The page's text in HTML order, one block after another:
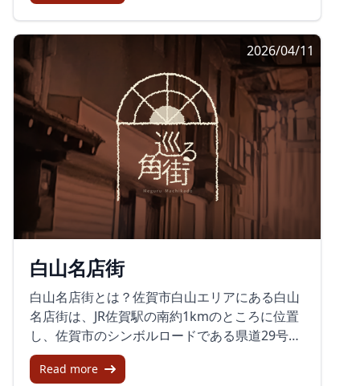
ります。商店街の様子を想像すると、営業して
いる店と、しばらく静かに見える区画が混在す
る、駅前らしい時間の重なりが感じられます。
そうした風景もまた、街の変化をそのまま映す
ものです。古くから続く通りと、新しい試みが
重なり合うことで、伊万里駅通商店街は今もな
お街の記録を刻んでいるように見えます。これ
からの中心市街地へ伊万里駅通商店街振興組合
の50年は、駅前の商店街が地域とともに歩んで
きた年月そのものでもあります。組合の節目を
機に、これまでの歴史を確認しながら、空き店
舗の活用やイベントを通じた新しい関わり方が
模索されています。駅から歩ける距離にある商
店街は、外から訪れる人にとっては街の入口で
あり、地元の人にとっては暮らしの通り道で
す。伊万里駅通商店街は、その両方の役割を持
ちながら、これからも駅前の景色の中にあり続
ける場所として見ていけそうです。
トレカ」。商店街の個性的な「おじさん達」を
キャラクター化したトレーディングカードで、
地域の話題を呼び、地元の子どもたちに人気を
集めています。これにより、商店街を訪れるき
っかけ作りとして役立ち、地元の商店へ足を運
んでもらう機会を増やしています。地域に根ざ
した未来へ現在、呉服町名店街は、地域コミュ
ニティとの協力を深めつつ、イベントや文化活
動を通じて新しい顧客を引き付ける活動を続け
ています。商店街が再び活力を取り戻すには、
地元の人々とともに歩むことが不可欠です。佐
賀市の歴史と文化を基盤にして、呉服町名店街
す。これにより、地域の人々が再び足を運び、
愛される商店街としての姿を取り戻していま
す。
す。ここでは、唐津名物の松露饅頭やカステ
ラ、地元産のからつ茶や佐賀県産の海苔など
が、訪れた方々の口を楽しませます。呉服町商
店街の魅力商店街内には、地元の人々に愛され
る食堂や、新鮮な海の幸や地酒が楽しめる居酒
屋もあります。月に一度、「五福の縁結び」と
いうイベントが開催され、様々な催し物が街に
活気をもたらします。既にアーケードは撤去さ
れていますが、その分、より豊かな伝統と自然
の景観を感じられる場所となっています。唐津
酒蔵サミット2025日本酒好きなら必見の「唐津
酒蔵サミット」が2025年9月21日、呉服町商店
街で開催されます。佐賀県の14蔵元が集結し、
個性豊かな日本酒を味わいながら蔵人との交流
も楽しめるこのイベントは、毎年多くの日本酒
ファンを魅了しています。特別前売り券には、
オリジナルの唐津焼のちょこや当日限り有効の
五福クーポンがついており、数量限定なので早
めの購入がオススメです。五福の縁結び市〜ナ
2026/04/11
白山名店街
白山名店街とは？佐賀市白山エリアにある白山
名店街は、JR佐賀駅の南約1kmのところに位置
し、佐賀市のシンボルロードである県道29号線
の東側に広がっています。1980年に全長195m
のアーケードが完成し、かつての長崎街道の一
Read more